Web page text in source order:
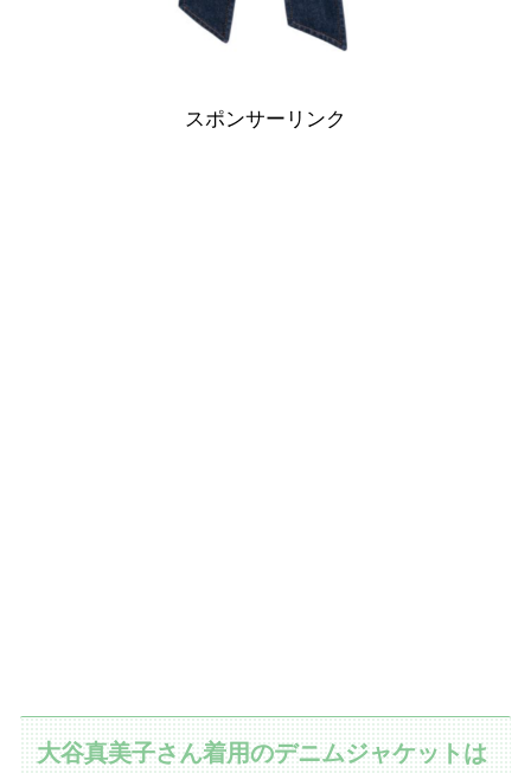
スポンサーリンク
大谷真美子さん着用のデニムジャケットは